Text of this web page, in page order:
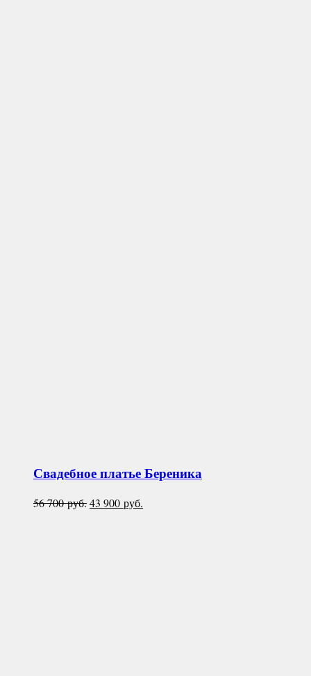
Свадебное платьеБереника
56 700руб.Первоначальная
43 900 руб.